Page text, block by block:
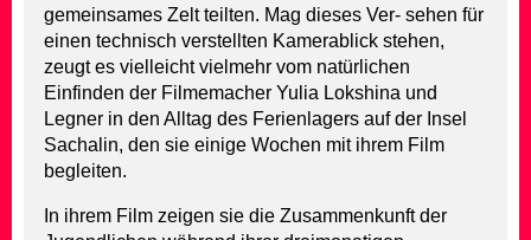
gemeinsames Zelt teilten. Mag dieses Ver- sehen für
einen technisch verstellten Kamerablick stehen,
zeugt es vielleicht vielmehr vom natürlichen
Einfinden der Filmemacher Yulia Lokshina und
Legner in den Alltag des Ferienlagers auf der Insel
Sachalin, den sie einige Wochen mit ihrem Film
begleiten.
In ihrem Film zeigen sie die Zusammenkunft der